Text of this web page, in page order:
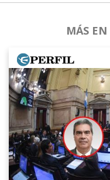
MÁS EN